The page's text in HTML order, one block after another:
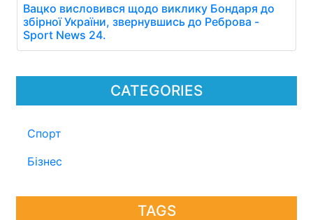
CATEGORIES
Спорт
Бізнес
TAGS
Вацко висловився щодо виклику Бондаря до
збірної України, звернувшись до Реброва -
Sport News 24.